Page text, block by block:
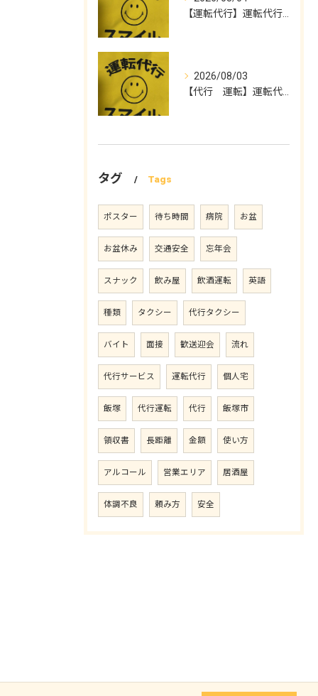
2026/08/03
タグ Tags
ポスター 待ち時間 病院 お盆
お盆休み 交通安全 忘年会
スナック 飲み屋 飲酒運転 英語
種類 タクシー 代行タクシー
バイト 面接 歓送迎会 流れ
代行サービス 運転代行 個人宅
飯塚 代行運転 代行 飯塚市
領収書 長距離 金額 使い方
アルコール 営業エリア 居酒屋
体調不良 頼み方 安全